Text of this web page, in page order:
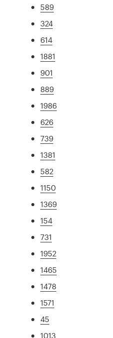
589
324
614
1881
901
889
1986
626
739
1381
582
1150
1369
154
731
1952
1465
1478
1571
45
1013